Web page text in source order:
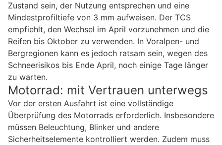
Zustand sein, der Nutzung entsprechen und eine
Mindestprofiltiefe von 3 mm aufweisen. Der TCS
empfiehlt, den Wechsel im April vorzunehmen und die
Reifen bis Oktober zu verwenden. In Voralpen- und
Bergregionen kann es jedoch ratsam sein, wegen des
Schneerisikos bis Ende April, noch einige Tage länger
zu warten.
Motorrad: mit Vertrauen unterwegs
Vor der ersten Ausfahrt ist eine vollständige
Überprüfung des Motorrads erforderlich. Insbesondere
müssen Beleuchtung, Blinker und andere
Sicherheitselemente kontrolliert werden. Zudem muss